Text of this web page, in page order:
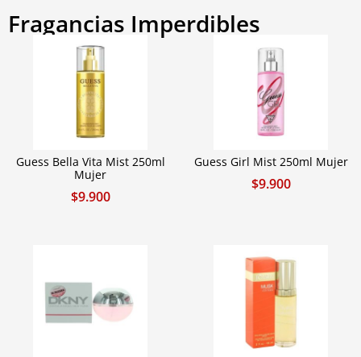
Fragancias Imperdibles
Guess Bella Vita Mist 250ml
Mujer
$9.900
Guess Girl Mist 250ml Mujer
$9.900